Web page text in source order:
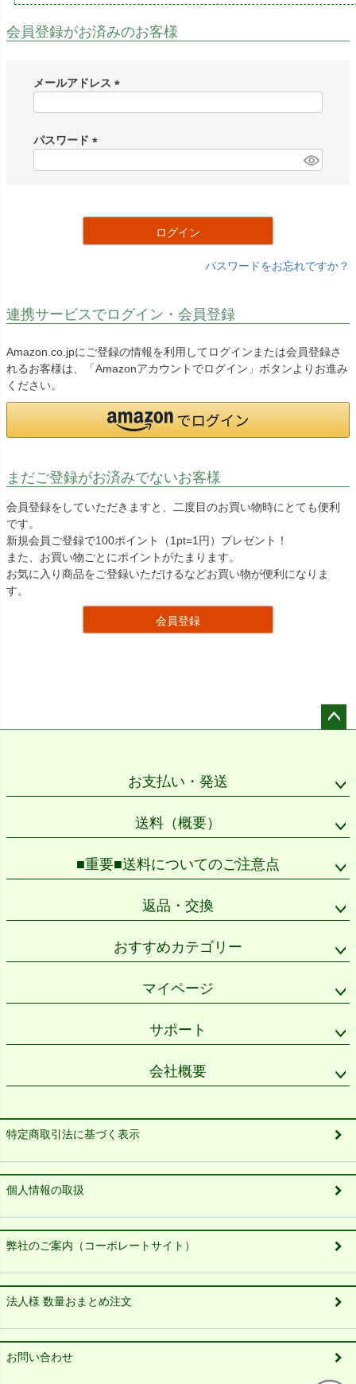
会員登録がお済みのお客様
メールアドレス
)
パスワード
ログイン
パスワードをお忘れですか？
連携サービスでログイン・会員登録
Amazon.co.jpにご登録の情報を利用してログインまたは会員登録さ
れるお客様は、「Amazonアカウントでログイン」ボタンよりお進み
ください。
まだご登録がお済みでないお客様
会員登録をしていただきますと、二度目のお買い物時にとても便利
です。
新規会員ご登録で100ポイント（1pt=1円）プレゼント！
また、お買い物ごとにポイントがたまります。
お気に入り商品をご登録いただけるなどお買い物が便利になりま
す。
会員登録
お支払い・発送
送料（概要）
■重要■送料についてのご注意点
返品・交換
おすすめカテゴリー
マイページ
サポート
会社概要
特定商取引法に基づく表示
個人情報の取扱
弊社のご案内（コーポレートサイト）
法人様 数量おまとめ注文
お問い合わせ